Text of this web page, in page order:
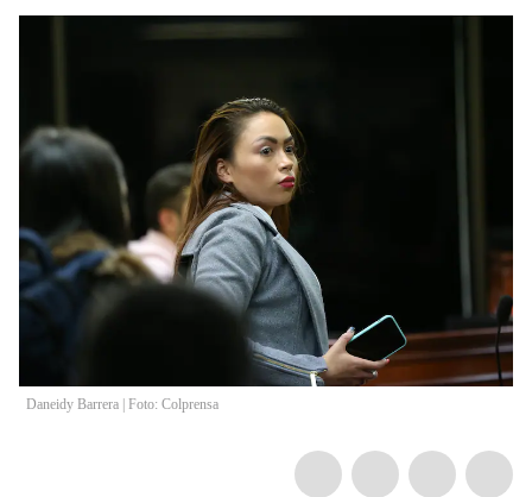
Daneidy Barrera | Foto: Colprensa